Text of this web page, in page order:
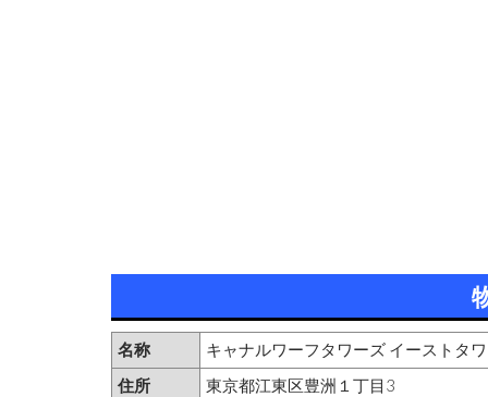
名称
キャナルワーフタワーズ イーストタ
住所
東京都江東区豊洲１丁目3